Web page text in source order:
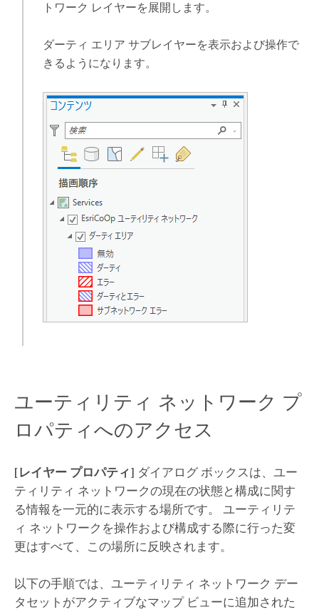
トワーク レイヤーを展開します。
ダーティ エリア サブレイヤーを表示および操作で
きるようになります。
ユーティリティ ネットワーク プ
ロパティへのアクセス
[レイヤー プロパティ] ダイアログ ボックスは、ユー
ティリティ ネットワークの現在の状態と構成に関す
る情報を一元的に表示する場所です。 ユーティリテ
ィ ネットワークを操作および構成する際に行った変
更はすべて、この場所に反映されます。
以下の手順では、ユーティリティ ネットワーク デー
タセットがアクティブなマップ ビューに追加された